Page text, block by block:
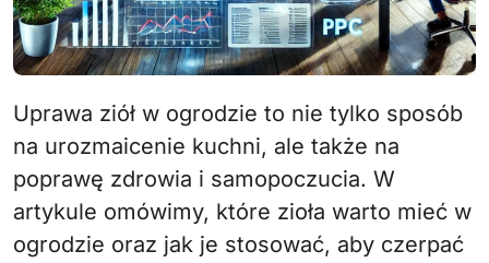
Uprawa ziół w ogrodzie to nie tylko sposób
na urozmaicenie kuchni, ale także na
poprawę zdrowia i samopoczucia. W
artykule omówimy, które zioła warto mieć w
ogrodzie oraz jak je stosować, aby czerpać